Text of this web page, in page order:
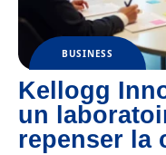
BUSINESS
Kellogg
un
repenser la